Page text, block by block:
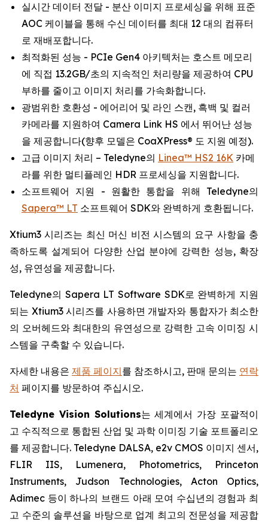
실시간 데이터 전달 - 분산 이미지 프로세싱을 위해 표준
AOC 케이블을 통해 수신 데이터를 최대 12 대의 컴퓨터
로 재배포합니다.
최적화된 성능 - PCIe Gen4 아키텍처는 호스트 메모리
에 직접 13.2GB/초의 지속적인 처리량을 제공하여 CPU
부하를 줄이고 이미지 처리를 가속화합니다.
광범위한 호환성 - 에어리어 및 라인 스캔, 흑백 및 컬러
카메라를 지원하여 Camera Link HS 에서 뛰어난 성능
을 제공합니다(향후 모델은 CoaXPress® 도 지원 예정).
고급 이미지 처리 – Teledyne의 Linea™ HS2 16K 카메
라를 위한 멀티플레인 HDR 프로세싱을 지원합니다.
소프트웨어 지원 - 원활한 통합을 위해 Teledyne의
Sapera™ LT 소프트웨어 SDK와 완벽하게 호환됩니다.
Xtium3 시리즈는 최신 머신 비전 시스템의 요구 사항을 충
족하도록 설계되어 다양한 산업 분야에 강력한 성능, 확장
성, 유연성을 제공합니다.
Teledyne의 Sapera LT Software SDK로 완벽하게 지원
되는 Xtium3 시리즈를 사용하면 개발자와 통합자가 최소한
의 오버헤드와 최대한의 유연성으로 강력한 고속 이미징 시
스템을 구축할 수 있습니다.
자세한 내용은 제품 페이지를 참조하시고, 판매 문의는 연락
처 페이지를 방문하여 주십시오.
Teledyne Vision Solutions는 세계에서 가장 포괄적이
고 수직적으로 통합된 산업 및 과학 이미징 기술 포트폴리오
를 제공합니다. Teledyne DALSA, e2v CMOS 이미지 센서,
FLIR IIS, Lumenera, Photometrics, Princeton
Instruments, Judson Technologies, Acton Optics,
Adimec 등이 하나의 브랜드 아래 모여 수십년의 경험과 최
고 수준의 솔루션을 바탕으로 업계 최고의 전문성을 제공합